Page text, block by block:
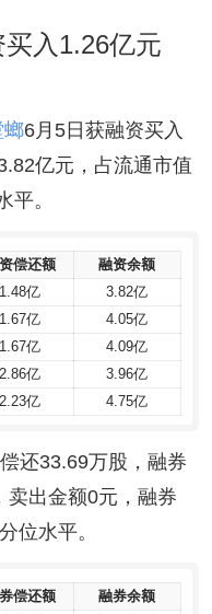
入1.26亿元
螂6月5日获融资买入
亿元，占流通市值
平。
偿还额
融资余额
1.48亿
3.82亿
1.67亿
4.05亿
1.67亿
4.09亿
2.86亿
3.96亿
2.23亿 4.75亿
偿还额
融资余额
1.48亿
3.82亿
1.67亿
4.05亿
1.67亿
4.09亿
2.86亿
3.96亿
2.23亿 4.75亿
还33.69万股，融券
卖出金额0元，融券
位水平。
偿还额
融券余额
偿还额
融券余额